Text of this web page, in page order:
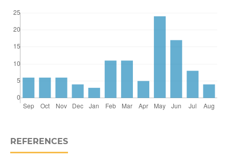
REFERENCES